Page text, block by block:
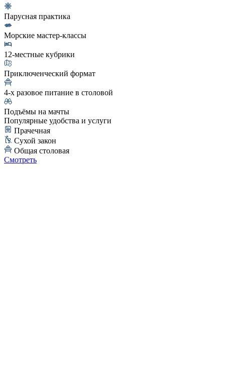
Парусная практика
Морские мастер-классы
12-местные кубрики
Приключенческий формат
4-х разовое питание в столовой
Подъёмы на мачты
Популярные удобства и услуги
Прачечная
Сухой закон
Общая столовая
Смотреть